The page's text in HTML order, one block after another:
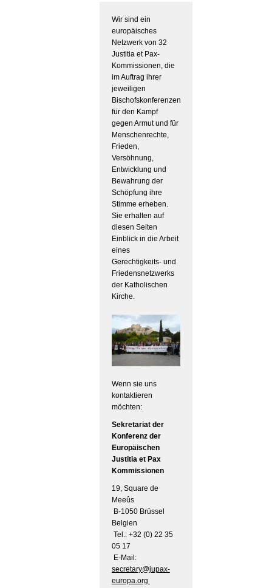
Wir sind ein
europäisches
Netzwerk von 32
Justitia et Pax-
Kommissionen, die
im Auftrag ihrer
jeweiligen
Bischofskonferenzen
für den Kampf
gegen Armut und für
Menschenrechte,
Frieden,
Versöhnung,
Entwicklung und
Bewahrung der
Schöpfung ihre
Stimme erheben.
Sie erhalten auf
diesen Seiten
Einblick in die Arbeit
eines
Gerechtigkeits- und
Friedensnetzwerks
der Katholischen
Kirche.
Wenn sie uns
kontaktieren
möchten:
Sekretariat der
Konferenz der
Europäischen
Justitia et Pax
Kommissionen
19, Square de
Meeûs
B-1050 Brüssel
Belgien
Tel.: +32 (0) 22 35
05 17
E-Mail:
secretary@jupax-
europa.org